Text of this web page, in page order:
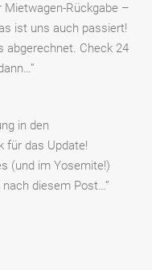
Mietwagen-Rückgabe –
ist uns auch passiert!
abgerechnet. Check 24
”
in den
für das Update!
(und im Yosemite!)
diesem Post…”